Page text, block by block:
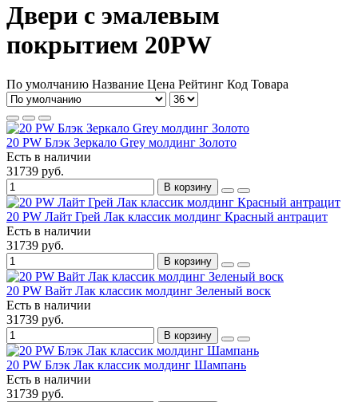
Двери с эмалевым
покрытием 20PW
По умолчанию Название Цена Рейтинг Код Товара
20 PW Блэк Зеркало Grey молдинг Золото
Есть в наличии
31739 руб.
В корзину
20 PW Лайт Грей Лак классик молдинг Красный антрацит
Есть в наличии
31739 руб.
В корзину
20 PW Вайт Лак классик молдинг Зеленый воск
Есть в наличии
31739 руб.
В корзину
20 PW Блэк Лак классик молдинг Шампань
Есть в наличии
31739 руб.